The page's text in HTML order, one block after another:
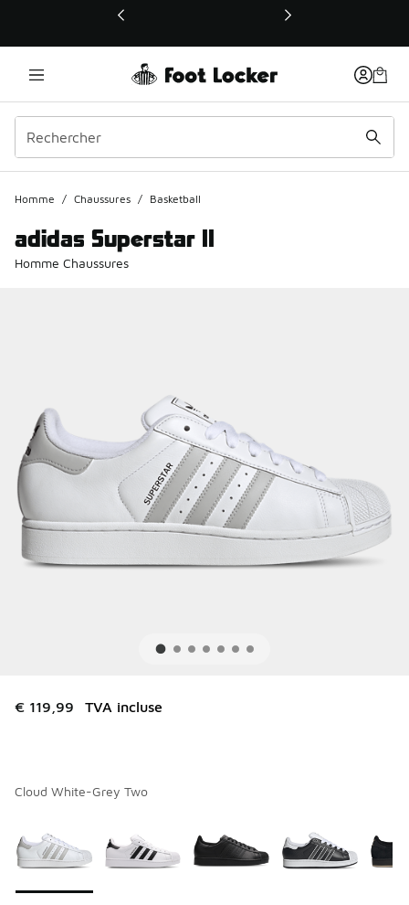
Ce lien ouvrira une nouvelle fenêtre
Homme / Chaussures / Basketball
adidas Superstar II
Homme Chaussures
€ 119,99 TVA incluse
Cloud White-Grey Two